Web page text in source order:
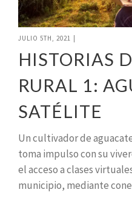
JULIO 5TH, 2021
HISTORIAS
RURAL 1:
SATÉLITE
Un cultivador de
toma impulso con su
el acceso a clases
municipio, mediante